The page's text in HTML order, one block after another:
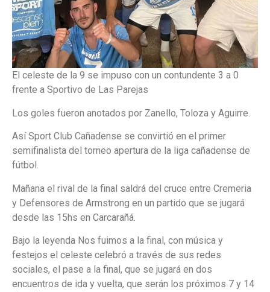
El celeste de la 9 se impuso con un contundente 3 a 0
frente a Sportivo de Las Parejas
Los goles fueron anotados por Zanello, Toloza y Aguirre.
Así Sport Club Cañadense se convirtió en el primer
semifinalista del torneo apertura de la liga cañadense de
fútbol.
Mañana el rival de la final saldrá del cruce entre Cremeria
y Defensores de Armstrong en un partido que se jugará
desde las 15hs en Carcarañá.
Bajo la leyenda Nos fuimos a la final, con música y
festejos el celeste celebró a través de sus redes
sociales, el pase a la final, que se jugará en dos
encuentros de ida y vuelta, que serán los próximos 7 y 14